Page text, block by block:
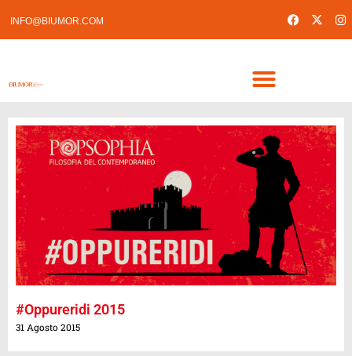
INFO@BIUMOR.COM
#Oppureridi 2015
31 Agosto 2015